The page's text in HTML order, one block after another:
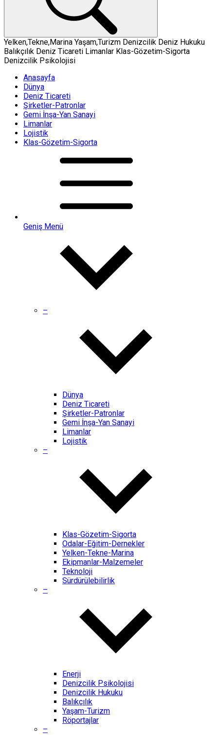
Yelken,Tekne,Marina Yaşam,Turizm Denizcilik Deniz Hukuku
Balıkçılık Deniz Ticareti Limanlar Klas-Gözetim-Sigorta
Denizcilik Psikolojisi
Anasayfa
Dünya
Deniz Ticareti
Şirketler-Patronlar
Gemi İnşa-Yan Sanayi
Limanlar
Lojistik
Klas-Gözetim-Sigorta
Geniş Menü
–
Dünya
Deniz Ticareti
Şirketler-Patronlar
Gemi İnşa-Yan Sanayi
Limanlar
Lojistik
–
Klas-Gözetim-Sigorta
Odalar-Eğitim-Dernekler
Yelken-Tekne-Marina
Ekipmanlar-Malzemeler
Teknoloji
Sürdürülebilirlik
–
Enerji
Denizcilik Psikolojisi
Denizcilik Hukuku
Balıkçılık
Yaşam-Turizm
Röportajlar
–